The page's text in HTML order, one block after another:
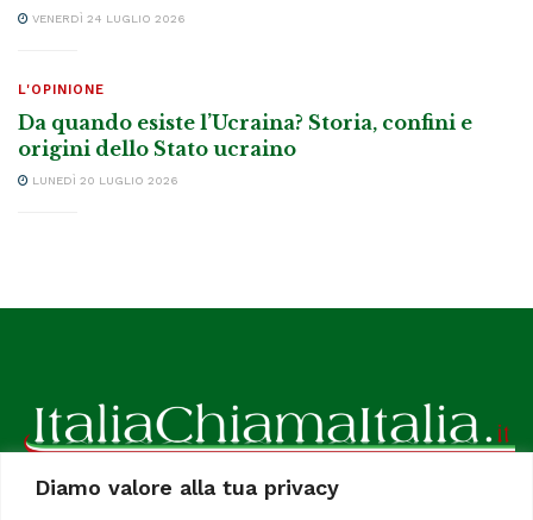
Diamo valore alla tua privacy
VENERDÌ 24 LUGLIO 2026
L'OPINIONE
Da quando esiste l’Ucraina? Storia, confini e
origini dello Stato ucraino
LUNEDÌ 20 LUGLIO 2026